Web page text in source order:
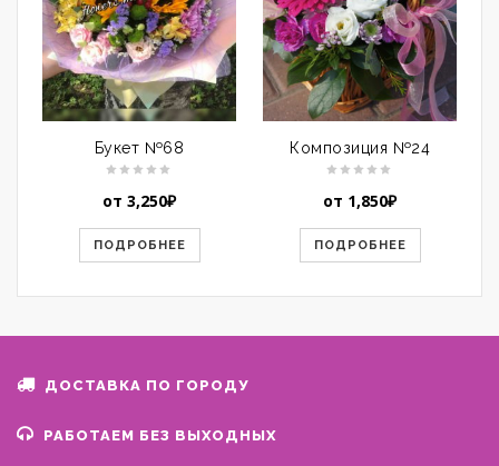
Букет №68
от 3,250₽
ПОДРОБНЕЕ
Композиция №24
от 1,850₽
ПОДРОБНЕЕ
ДОСТАВКА ПО ГОРОДУ
РАБОТАЕМ БЕЗ ВЫХОДНЫХ